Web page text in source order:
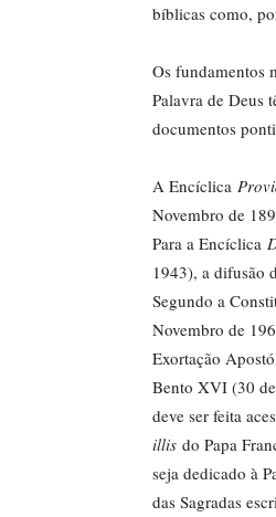
bíblicas como,
Os fundamentos
Palavra de Deus
documentos
A Encíclica
Novembro de
Para a Encíclica
1943), a difusão
Segundo a
Novembro de
Exortação
Bento XVI (30 de
deve ser feita
illis do Papa
seja dedicado à
das Sagradas